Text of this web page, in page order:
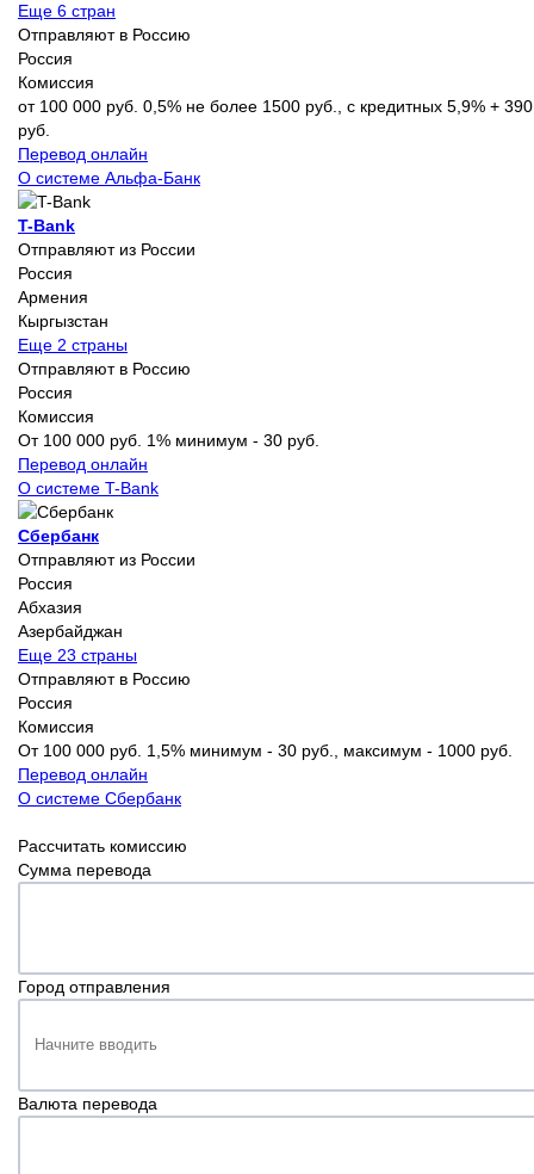
Еще 6 стран
Отправляют в Россию
Россия
Комиссия
от 100 000 руб. 0,5% не более 1500 руб., с кредитных 5,9% + 390
руб.
Перевод онлайн
О системе Альфа-Банк
T-Bank
Отправляют из России
Россия
Армения
Кыргызстан
Еще 2 страны
Отправляют в Россию
Россия
Комиссия
От 100 000 руб. 1% минимум - 30 руб.
Перевод онлайн
О системе T-Bank
Сбербанк
Отправляют из России
Россия
Абхазия
Азербайджан
Еще 23 страны
Отправляют в Россию
Россия
Комиссия
От 100 000 руб. 1,5% минимум - 30 руб., максимум - 1000 руб.
Перевод онлайн
О системе Сбербанк
Рассчитать комиссию
Сумма перевода
Город отправления
Валюта перевода